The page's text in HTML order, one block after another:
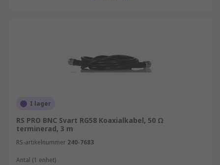
I lager
RS PRO BNC Svart RG58 Koaxialkabel, 50 Ω
terminerad, 3 m
RS-artikelnummer 240-7683
Antal (1 enhet)